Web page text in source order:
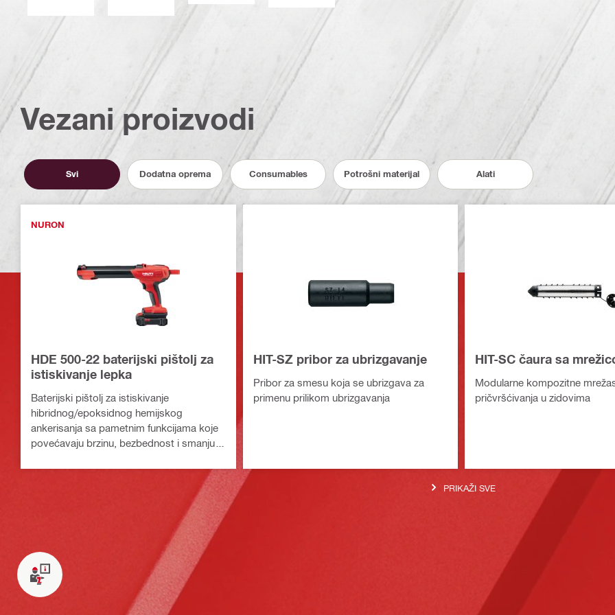
Vezani proizvodi
Svi Dodatna oprema Consumables Potrošni materijal Alati
NURON
HDE 500-22 baterijski pištolj za
istiskivanje lepka
Baterijski pištolj za istiskivanje
hibridnog/epoksidnog hemijskog
ankerisanja sa pametnim funkcijama koje
povećavaju brzinu, bezbednost i smanjuju
HIT-SZ pribor za ubrizgavanje
Pribor za smesu koja se ubrizgava za
primenu prilikom ubrizgavanja
HIT-SC čaura sa
Modularne kompozitne
pričvršćivanja u zidovima
PRIKAŽI SVE